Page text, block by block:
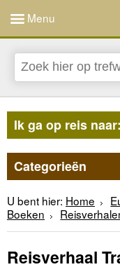
Menu
Ik ga op reis naar:
Categorieën
U bent hier: Home
Boeken
Reisverhaal